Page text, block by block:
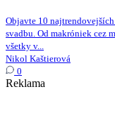
Objavte 10
svadbu. Od makróniek cez
všetky v...
Nikol Kaštierová
0
Reklama